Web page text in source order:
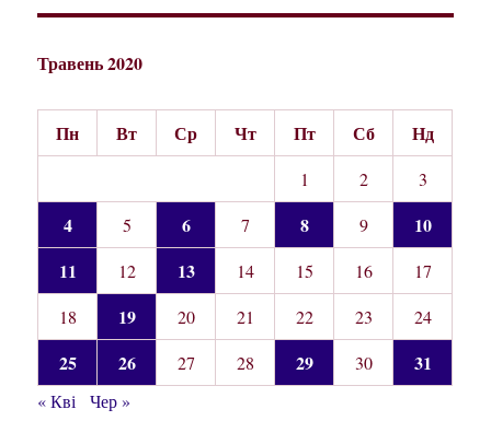
Травень 2020
Пн Вт Ср Чт Пт Сб Нд
1 2 3
4 5 6 7 8 9
10
11
12 13 14 15 16
17
18
19 20 21 22 23 24
25 26 27 28 29 30 31
« Кві Чер »